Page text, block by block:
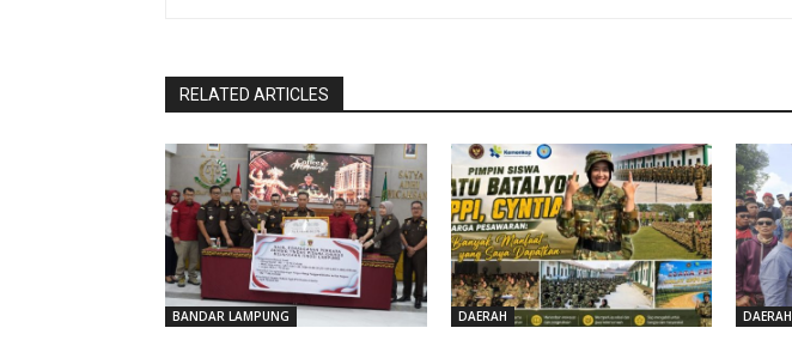
RELATED ARTICLES
BANDAR LAMPUNG DAERAH DAERAH